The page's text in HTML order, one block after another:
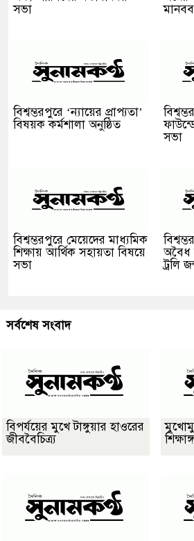
সভা
বিশ্বম্ভরপুরে ‘ন্যায়ের প্রাপ্যতা’
বিষয়ক কর্মশালা অনুষ্ঠিত
সভা
বিশ্বম্ভরপুরে মেয়েদের মাধ্যমিক
শিক্ষায় আর্থিক সহায়তা বিষয়ে
সভা
অবৈধ
ট্রলি
সর্বশেষ সংবাদ
বিপর্যয়ের মুখে টাঙ্গুয়ার হাওরের
জীববৈচিত্র্য